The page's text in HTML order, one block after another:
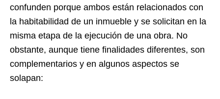
confunden porque ambos están relacionados con
la habitabilidad de un inmueble y se solicitan en la
misma etapa de la ejecución de una obra. No
obstante, aunque tiene finalidades diferentes, son
complementarios y en algunos aspectos se
solapan: